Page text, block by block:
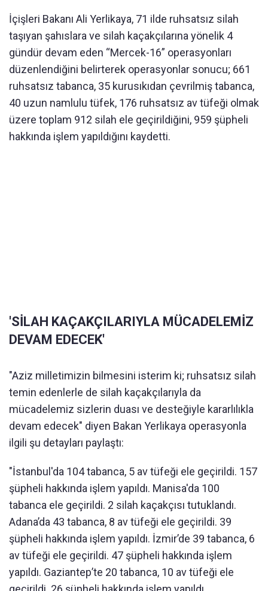
İçişleri Bakanı Ali Yerlikaya, 71 ilde ruhsatsız silah
taşıyan şahıslara ve silah kaçakçılarına yönelik 4
gündür devam eden “Mercek-16” operasyonları
düzenlendiğini belirterek operasyonlar sonucu; 661
ruhsatsız tabanca, 35 kurusıkıdan çevrilmiş tabanca,
40 uzun namlulu tüfek, 176 ruhsatsız av tüfeği olmak
üzere toplam 912 silah ele geçirildiğini, 959 şüpheli
hakkında işlem yapıldığını kaydetti.
'SİLAH KAÇAKÇILARIYLA MÜCADELEMİZ
DEVAM EDECEK'
"Aziz milletimizin bilmesini isterim ki; ruhsatsız silah
temin edenlerle de silah kaçakçılarıyla da
mücadelemiz sizlerin duası ve desteğiyle kararlılıkla
devam edecek" diyen Bakan Yerlikaya operasyonla
ilgili şu detayları paylaştı:
"İstanbul'da 104 tabanca, 5 av tüfeği ele geçirildi. 157
şüpheli hakkında işlem yapıldı. Manisa'da 100
tabanca ele geçirildi. 2 silah kaçakçısı tutuklandı.
Adana’da 43 tabanca, 8 av tüfeği ele geçirildi. 39
şüpheli hakkında işlem yapıldı. İzmir’de 39 tabanca, 6
av tüfeği ele geçirildi. 47 şüpheli hakkında işlem
yapıldı. Gaziantep’te 20 tabanca, 10 av tüfeği ele